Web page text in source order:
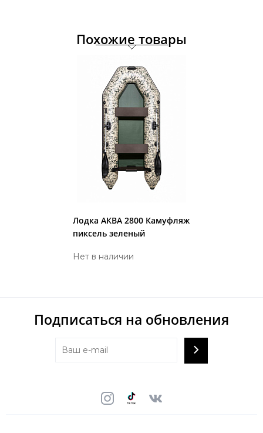
Похожие товары
Лодка АКВА 2800 Камуфляж
пиксель зеленый
Нет в наличии
Подписаться на обновления